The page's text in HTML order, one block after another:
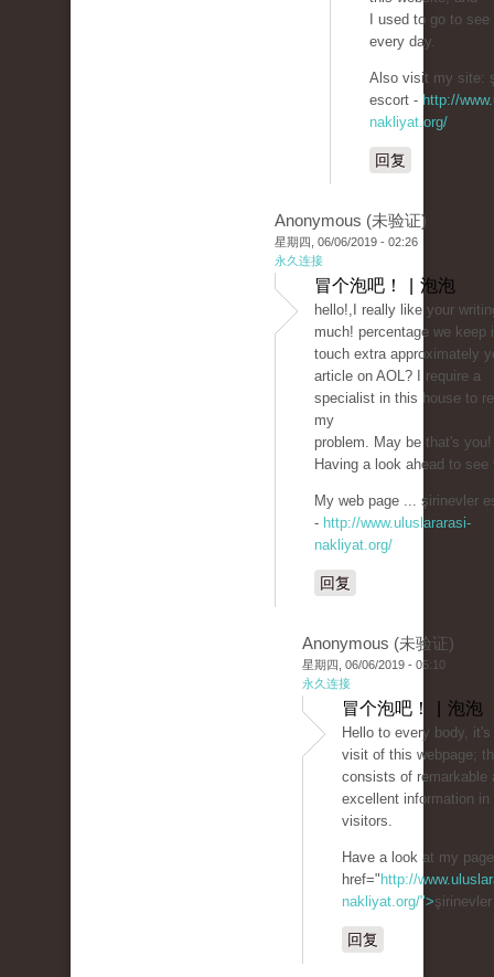
I used to go to
every day.
Also visit my site:
escort - http://
nakliyat.org/
回复
Anonymous (未验证)
星期四, 06/06/2019 - 02:26
永久连接
冒个泡吧！ | 泡泡
hello!,I really like your
much! percentage we keep
touch extra approximately
article on AOL? I require a
specialist in this house to
my
problem. May be that's you!
Having a look ahead to see
My web page ... şirinevler
- http://www.uluslararasi-
nakliyat.org/
回复
Anonymous (未验证)
星期四, 06/06/2019 - 05:10
永久连接
冒个泡吧！ | 泡泡
Hello to every body,
visit of this webpage;
consists of remarkable
excellent information in
visitors.
Have a look at my
href=" http://
nakliyat.org/">
回复